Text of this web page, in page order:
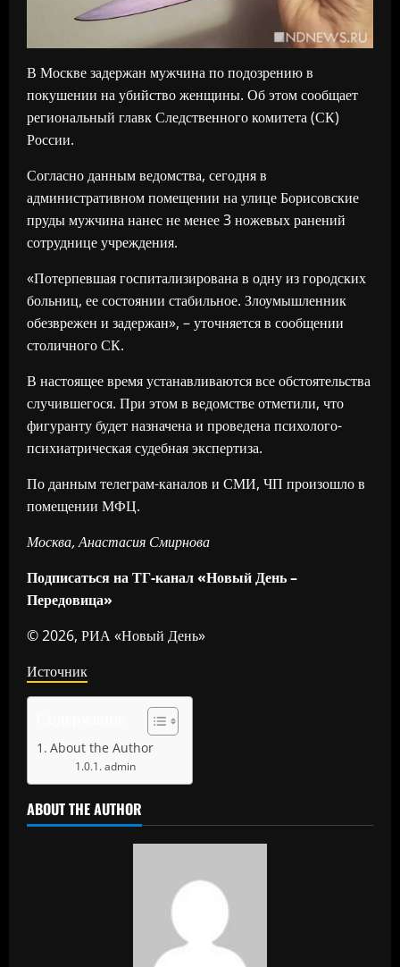
В Москве задержан мужчина по подозрению в
покушении на убийство женщины. Об этом сообщает
региональный главк Следственного комитета (СК)
России.
Согласно данным ведомства, сегодня в
административном помещении на улице Борисовские
пруды мужчина нанес не менее 3 ножевых ранений
сотруднице учреждения.
«Потерпевшая госпитализирована в одну из городских
больниц, ее состоянии стабильное. Злоумышленник
обезврежен и задержан», – уточняется в сообщении
столичного СК.
В настоящее время устанавливаются все обстоятельства
случившегося. При этом в ведомстве отметили, что
фигуранту будет назначена и проведена психолого-
психиатрическая судебная экспертиза.
По данным телеграм-каналов и СМИ, ЧП произошло в
помещении МФЦ.
Москва, Анастасия Смирнова
Подписаться на ТГ-канал «Новый День –
Передовица»
© 2026, РИА «Новый День»
Источник
About the Author
admin
ABOUT THE AUTHOR